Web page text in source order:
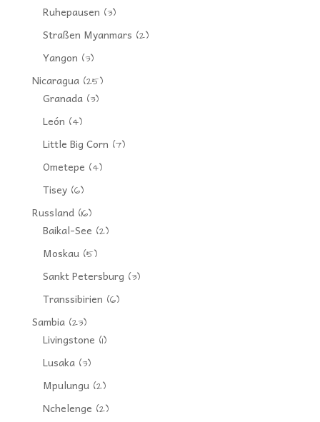
Ruhepausen (3)
Straßen Myanmars (2)
Yangon (3)
Nicaragua(25)
Granada(3)
León (4)
Little Big Corn (7)
Ometepe (4)
Tisey(6)
Russland(16)
Baikal-See (2)
Moskau(5)
Sankt Petersburg (3)
Transsibirien (6)
Sambia(23)
Livingstone (1)
Lusaka(3)
Mpulungu(2)
Nchelenge (2)